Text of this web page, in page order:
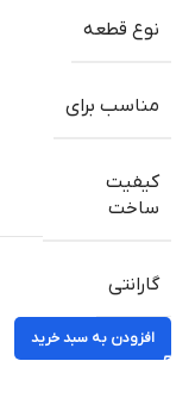
نوع قطعه
مناسب برای
کیفیت
ساخت
گارانتی
افزودن به سبد خرید